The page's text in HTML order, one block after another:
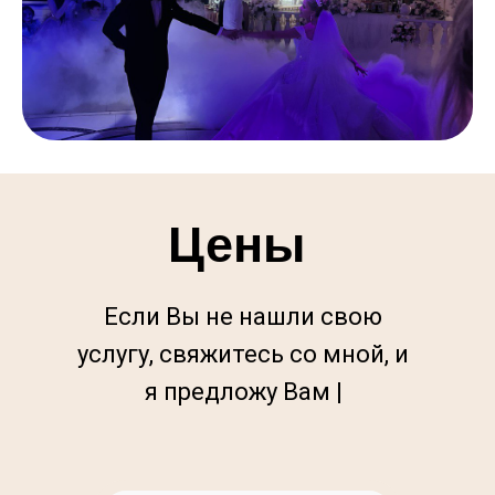
Цены
Если Вы не нашли свою
услугу, свяжитесь со мной, и
я предложу Вам |